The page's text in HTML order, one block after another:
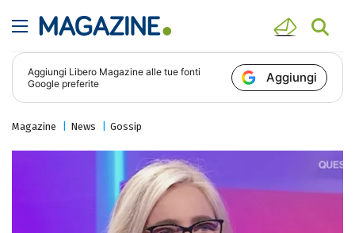
Aggiungi Libero Magazine alle tue fonti
Google preferite
Aggiungi
Magazine News Gossip